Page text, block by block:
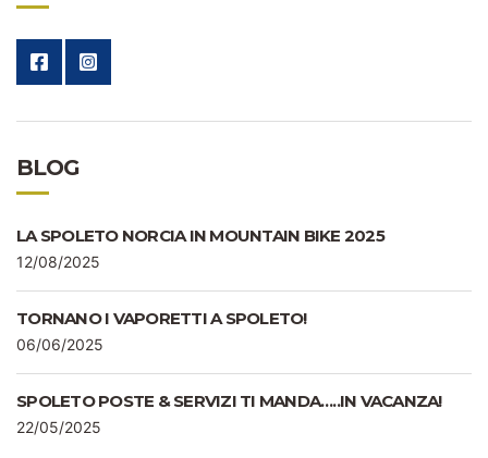
BLOG
LA SPOLETO NORCIA IN MOUNTAIN BIKE 2025
12/08/2025
TORNANO I VAPORETTI A SPOLETO!
06/06/2025
SPOLETO POSTE & SERVIZI TI MANDA…..IN VACANZA!
22/05/2025